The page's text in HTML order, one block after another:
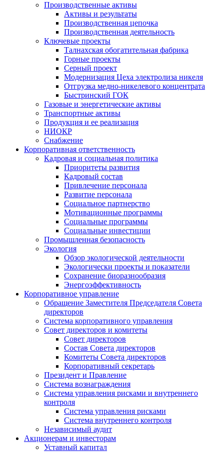
Производственные активы
Активы и результаты
Производственная цепочка
Производственная деятельность
Ключевые проекты
Талнахская обогатительная фабрика
Горные проекты
Серный проект
Модернизация Цеха электролиза никеля
Отгрузка медно-никелевого концентрата
Быстринский ГОК
Газовые и энергетические активы
Транспортные активы
Продукция и ее реализация
НИОКР
Снабжение
Корпоративная ответственность
Кадровая и социальная политика
Приоритеты развития
Кадровый состав
Привлечение персонала
Развитие персонала
Социальное партнерство
Мотивационные программы
Социальные программы
Социальные инвестиции
Промышленная безопасность
Экология
Обзор экологической деятельности
Экологически проекты и показатели
Сохранение биоразнообразия
Энергоэффективность
Корпоративное управление
Обращение Заместителя Председателя Совета
директоров
Система корпоративного управления
Совет директоров и комитеты
Совет директоров
Состав Совета директоров
Комитеты Совета директоров
Корпоративный секретарь
Президент и Правление
Система вознаграждения
Система управления рисками и внутреннего
контроля
Система управления рисками
Система внутреннего контроля
Независимый аудит
Акционерам и инвесторам
Уставный капитал